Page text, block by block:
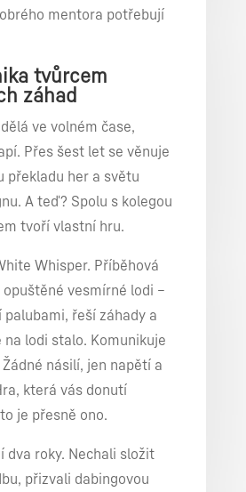
mentora potřebují
tvůrcem
záhad
dělá ve volném čase,
Přes šest let se věnuje
překladu her a světu
A teď? Spolu s kolegou
tvoří vlastní hru.
Whisper. Příběhová
vesmírné lodi –
palubami, řeší záhady a
na lodi stalo. Komunikuje
Žádné násilí, jen napětí a
která vás donutí
je přesně ono.
dva roky. Nechali složit
přizvali dabingovou